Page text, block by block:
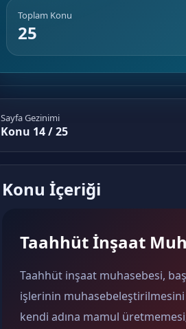
Toplam Konu
25
Sayfa Gezinimi
Konu 14 / 25
Konu İçeriği
Taahhüt İnşaat
Taahhüt inşaat muhasebesi,
işlerinin
kendi adına mamul